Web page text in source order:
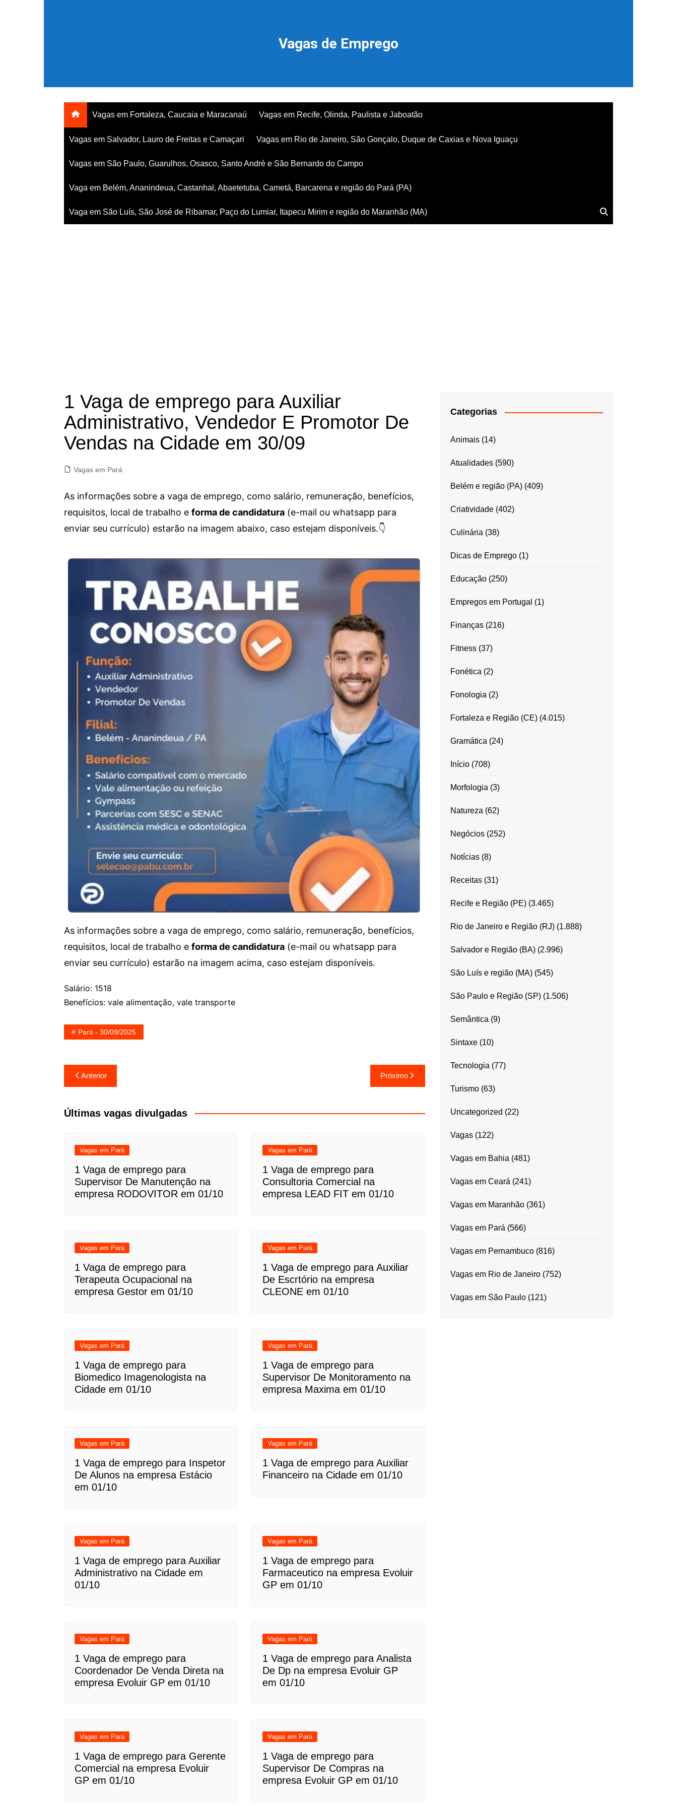
Vagas de Emprego
Vagas em Fortaleza, Caucaia e Maracanaú Vagas em Recife, Olinda, Paulista e Jaboatão
Vagas em Salvador, Lauro de Freitas e Camaçari Vagas em Rio de Janeiro, São Gonçalo, Duque de Caxias e Nova Iguaçu
Vagas em São Paulo, Guarulhos, Osasco, Santo André e São Bernardo do Campo
Vaga em Belém, Ananindeua, Castanhal, Abaetetuba, Cametá, Barcarena e região do Pará (PA)
Vaga em São Luís, São José de Ribamar, Paço do Lumiar, Itapecu Mirim e região do Maranhão (MA)
1 Vaga de emprego para Auxiliar
Administrativo, Vendedor E Promotor De
Vendas na Cidade em 30/09
Vagas em Pará
As informações sobre a vaga de emprego, como salário, remuneração, benefícios,
requisitos, local de trabalho e forma de candidatura (e-mail ou whatsapp para
enviar seu currículo) estarão na imagem abaixo, caso estejam disponíveis.👇
As informações sobre a vaga de emprego, como salário, remuneração, benefícios,
requisitos, local de trabalho e forma de candidatura (e-mail ou whatsapp para
enviar seu currículo) estarão na imagem acima, caso estejam disponíveis.
Salário: 1518
Benefícios: vale alimentação, vale transporte
Pará - 30/09/2025
Navegação
de
Post
Anterior Próximo
Últimas vagas divulgadas
Vagas em Pará
1 Vaga de emprego para
Supervisor De Manutenção na
empresa RODOVITOR em 01/10
Vagas em Pará
1 Vaga de emprego para
Consultoria Comercial na
empresa LEAD FIT em 01/10
Vagas em Pará
1 Vaga de emprego para
Terapeuta Ocupacional na
empresa Gestor em 01/10
Vagas em Pará
1 Vaga de emprego para Auxiliar
De Escrtório na empresa
CLEONE em 01/10
Vagas em Pará
1 Vaga de emprego para
Biomedico Imagenologista na
Cidade em 01/10
Vagas em Pará
1 Vaga de emprego para
Supervisor De Monitoramento na
empresa Maxima em 01/10
Vagas em Pará
1 Vaga de emprego para Inspetor
De Alunos na empresa Estácio
em 01/10
Vagas em Pará
1 Vaga de emprego para Auxiliar
Financeiro na Cidade em 01/10
Vagas em Pará
1 Vaga de emprego para Auxiliar
Administrativo na Cidade em
01/10
Vagas em Pará
1 Vaga de emprego para
Farmaceutico na empresa Evoluir
GP em 01/10
Vagas em Pará
1 Vaga de emprego para
Coordenador De Venda Direta na
empresa Evoluir GP em 01/10
Vagas em Pará
1 Vaga de emprego para Analista
De Dp na empresa Evoluir GP
em 01/10
Vagas em Pará
1 Vaga de emprego para Gerente
Comercial na empresa Evoluir
GP em 01/10
Vagas em Pará
1 Vaga de emprego para
Supervisor De Compras na
empresa Evoluir GP em 01/10
Categorias
Animais(14)
Atualidades(590)
Belém e região (PA)(409)
Criatividade(402)
Culinária (38)
Dicas de Emprego(1)
Educação(250)
Empregos em Portugal (1)
Finanças(216)
Fitness(37)
Fonética (2)
Fonologia (2)
Fortaleza e Região (CE)(4.015)
Gramática (24)
Início(708)
Morfologia (3)
Natureza (62)
Negócios(252)
Notícias(8)
Receitas(31)
Recife e Região (PE)(3.465)
Rio de Janeiro e Região (RJ)(1.888)
Salvador e Região (BA)(2.996)
São Luís e região (MA)(545)
São Paulo e Região (SP)(1.506)
Semântica (9)
Sintaxe(10)
Tecnologia (77)
Turismo(63)
Uncategorized (22)
Vagas(122)
Vagas em Bahia (481)
Vagas em Ceará (241)
Vagas em Maranhão(361)
Vagas em Pará (566)
Vagas em Pernambuco(816)
Vagas em Rio de Janeiro(752)
Vagas em São Paulo(121)